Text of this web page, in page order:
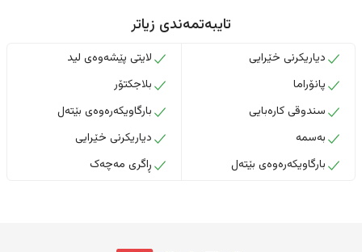
تایبەتمەندی زیاتر
دیاریکرنی خێرایی
پانۆراما
سندوقی کارەبایی
بەسمە
بارگاویکەرەوەی بێتەل
لایتی پێشەوەی لید
بلاجکتۆر
بارگاویکەرەوەی بێتەل
دیاریکرنی خێرایی
ڕاگری مەچەک